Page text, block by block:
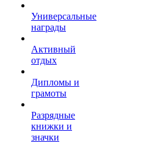
Универсальные
награды
Активный
отдых
Дипломы и
грамоты
Разрядные
книжки и
значки